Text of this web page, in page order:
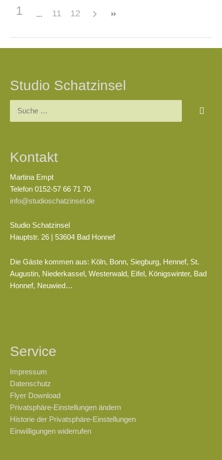
1 11 12
Studio Schatzinsel
Kontakt
Martina Empt
Telefon 0152-57 66 71 70
info@studioschatzinsel.de
Studio Schatzinsel
Hauptstr. 26 | 53604 Bad Honnef
Die Gäste kommen aus: Köln, Bonn, Siegburg, Hennef, St.
Augustin, Niederkassel, Westerwald, Eifel, Königswinter, Bad
Honnef, Neuwied…
Service
Impressum
Datenschutz
Flyer Download
Privatsphäre-Einstellungen ändern
Historie der Privatsphäre-Einstellungen
Einwilligungen widerrufen